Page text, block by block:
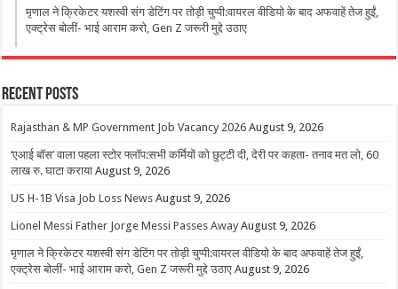
मृणाल ने क्रिकेटर यशस्वी संग डेटिंग पर तोड़ी चुप्पी:वायरल वीडियो के बाद अफवाहें तेज हुईं,
एक्ट्रेस बोलीं- भाई आराम करो, Gen Z जरूरी मुद्दे उठाए
Recent Posts
Rajasthan & MP Government Job Vacancy 2026 August 9, 2026
‘एआई बॉस’ वाला पहला स्टोर फ्लॉप:सभी कर्मियों को छुट्टी दी, देरी पर कहता- तनाव मत लो, 60
लाख रु. घाटा कराया August 9, 2026
US H-1B Visa Job Loss News August 9, 2026
Lionel Messi Father Jorge Messi Passes Away August 9, 2026
मृणाल ने क्रिकेटर यशस्वी संग डेटिंग पर तोड़ी चुप्पी:वायरल वीडियो के बाद अफवाहें तेज हुईं,
एक्ट्रेस बोलीं- भाई आराम करो, Gen Z जरूरी मुद्दे उठाए August 9, 2026